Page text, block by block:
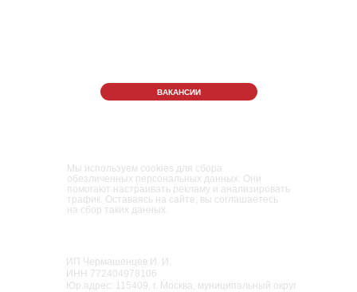
ИП Чермашенцев И. И.
ИНН 772404978106
Юр.адрес: 115409, г. Москва, муниципальный округ
Мы используем cookies для сбора
обезличенных персональных данных. Они
помогают настраивать рекламу и анализировать
трафик. Оставаясь на сайте, вы соглашаетесь
на сбор таких данных.
ВАКАНСИИ